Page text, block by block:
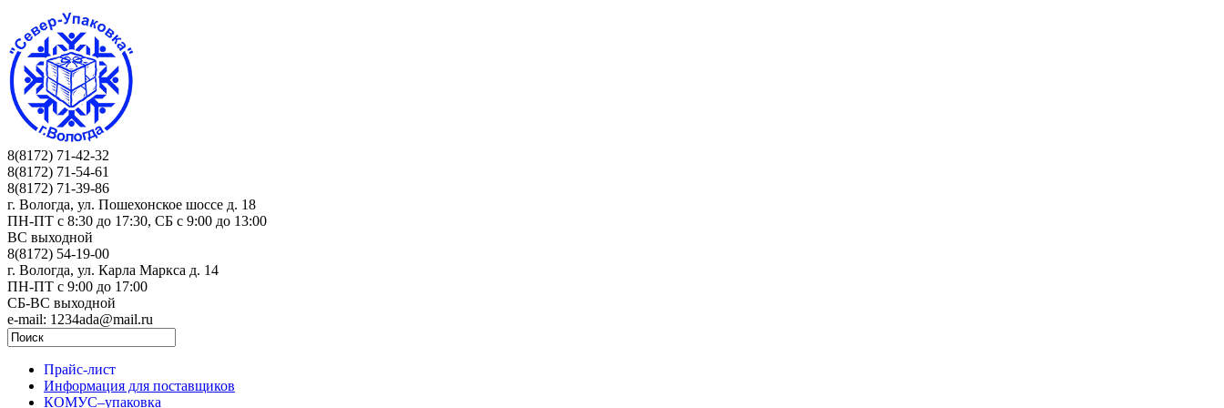
8(8172) 71-42-32
8(8172) 71-54-61
8(8172) 71-39-86
г. Вологда, ул. Пошехонское шоссе д. 18
ПН-ПТ c 8:30 до 17:30, СБ с 9:00 до 13:00
ВС выходной
8(8172) 54-19-00
г. Вологда, ул. Карла Маркса д. 14
ПН-ПТ c 9:00 до 17:00
СБ-ВС выходной
e-mail: 1234ada@mail.ru
Прайс-лист
Информация для поставщиков
КОМУС–упаковка